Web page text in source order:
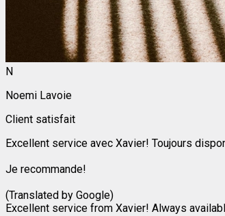
N
Noemi Lavoie
Client satisfait
Excellent service avec Xavier! Toujours
Je recommande!
(Translated by Google)
Excellent service from Xavier! Always